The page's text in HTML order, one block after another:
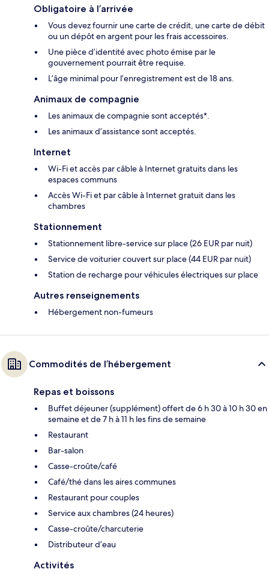
Obligatoire à l’arrivée
Vous devez fournir une carte de crédit, une carte de débit
ou un dépôt en argent pour les frais accessoires.
Une pièce d’identité avec photo émise par le
gouvernement pourrait être requise.
L’âge minimal pour l’enregistrement est de 18 ans.
Animaux de compagnie
Les animaux de compagnie sont acceptés*.
Les animaux d’assistance sont acceptés.
Internet
Wi-Fi et accès par câble à Internet gratuits dans les
espaces communs
Accès Wi-Fi et par câble à Internet gratuit dans les
chambres
Stationnement
Stationnement libre-service sur place (26 EUR par nuit)
Service de voiturier couvert sur place (44 EUR par nuit)
Station de recharge pour véhicules électriques sur place
Autres renseignements
Hébergement non-fumeurs
Commodités de l’hébergement
Repas et boissons
Buffet déjeuner (supplément) offert de 6 h 30 à 10 h 30 en
semaine et de 7 h à 11 h les fins de semaine
Restaurant
Bar-salon
Casse-croûte/café
Café/thé dans les aires communes
Restaurant pour couples
Service aux chambres (24 heures)
Casse-croûte/charcuterie
Distributeur d’eau
Activités